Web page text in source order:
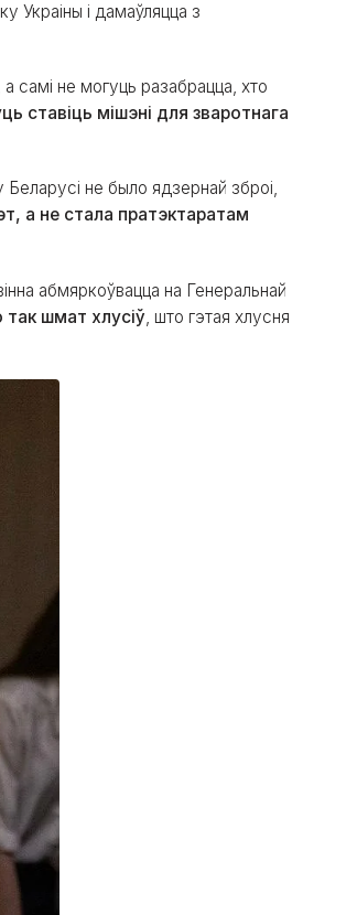
Украіны і дамаўляцца з
самі не могуць разабрацца, хто
ставіць мішэні для зваротнага
Беларусі не было ядзернай зброі,
а не стала пратэктаратам
абмяркоўвацца на Генеральнай
шмат хлусіў , што гэтая хлусня